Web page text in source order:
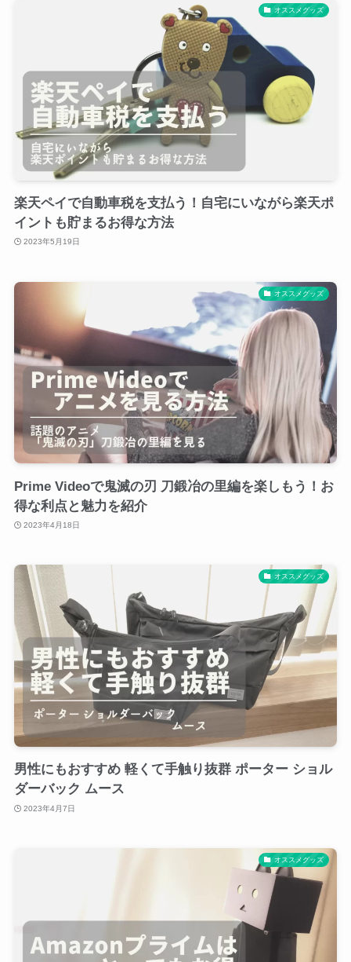
オススメグッズ
楽天ペイで自動車税を支払う！自宅にいながら楽天ポ
イントも貯まるお得な方法
2023年5月19日
オススメグッズ
Prime Videoで鬼滅の刃 刀鍛冶の里編を楽しもう！お
得な利点と魅力を紹介
2023年4月18日
オススメグッズ
男性にもおすすめ 軽くて手触り抜群 ポーター ショル
ダーバック ムース
2023年4月7日
オススメグッズ